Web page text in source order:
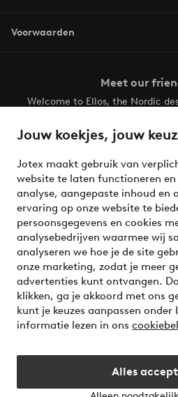
Jouw koekjes, jouw
Jotex maakt gebruik van
website te laten functioneren
analyse, aangepaste inhoud en
ervaring op onze website te
persoonsgegevens en cookies
analysebedrijven waarmee wij
analyseren we hoe je de site
onze marketing, zodat je meer
advertenties kunt ontvangen.
klikken, ga je akkoord met ons
kunt je keuzes aanpassen onder
informatie lezen in ons
Alles
Voorwaarden
Meet our
Welcome to Ellos, the Nordic
your wardrobe. Your next
Veilig betalen - Nu
Wil je meer weten over